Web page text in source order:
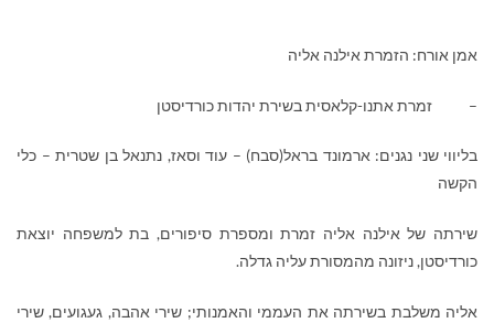
אמן אורח: הזמרת אילנה אליה
– זמרת אתנו-קלאסית בשירת יהדות כורדיסטן
בליווי שני נגנים: ארמונד בראל(סבח) – עוד וסאז, נתנאל בן שטרית – כלי
הקשה
שירתה של אילנה אליה זמרת ומספרת סיפורים, בת למשפחה יוצאת
כורדיסטן, ניזונה מהמסורת עליה גדלה.
אליה משלבת בשירתה את העממי והאמנותי; שירי אהבה, געגועים, שירי